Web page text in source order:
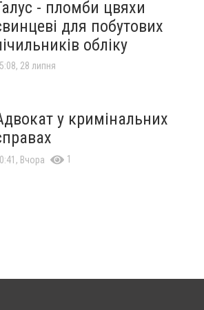
- пломби цвяхи
для побутових
обліку
28 липня
у кримінальних
Вчора 1